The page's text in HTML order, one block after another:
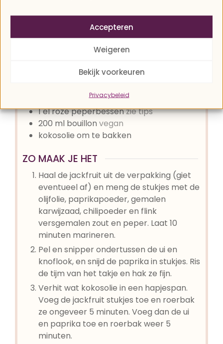
Accepteren
Weigeren
Bekijk voorkeuren
Privacybeleid
1/2tlgemalen karwijzaad
gemalen chilipoeder
versgemalen zout en peper
teentjes knoflook
verse tijm
1elroze peperbessenzie tips
200 ml bouillon vegan
kokosolie om te bakken
ZO MAAK JE HET
Haal de jackfruit uit de verpakking (giet
eventueel af) en meng de stukjes met de
olijfolie, paprikapoeder, gemalen
karwijzaad, chilipoeder en flink
versgemalen zout en peper. Laat 10
minuten marineren.
Pel en snipper ondertussen de ui en
knoflook, en snijd de paprika in stukjes. Ris
de tijm van het takje en hak ze fijn.
Verhit wat kokosolie in een hapjespan.
Voeg de jackfruit stukjes toe en roerbak
ze ongeveer 5 minuten. Voeg dan de ui
en paprika toe en roerbak weer 5
minuten.